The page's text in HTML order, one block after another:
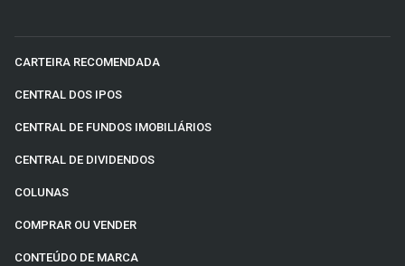
CARTEIRA RECOMENDADA
CENTRAL DOS IPOS
CENTRAL DE FUNDOS IMOBILIÁRIOS
CENTRAL DE DIVIDENDOS
COLUNAS
COMPRAR OU VENDER
CONTEÚDO DE MARCA